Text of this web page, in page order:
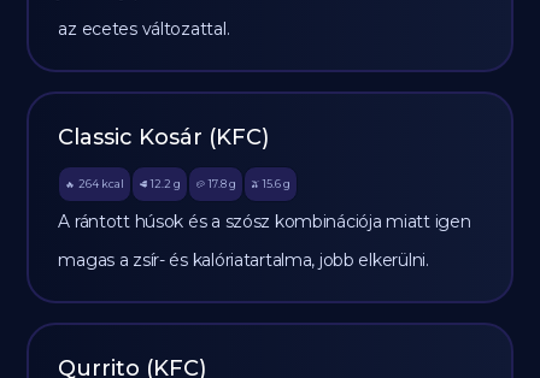
az ecetes változattal.
Classic Kosár (KFC)
🔥 264 kcal 🥩 12.2 g 🥔 17.8g 🫒 15.6 g
A rántott húsok és a szósz kombinációja miatt igen
magas a zsír- és kalóriatartalma, jobb elkerülni.
Qurrito (KFC)